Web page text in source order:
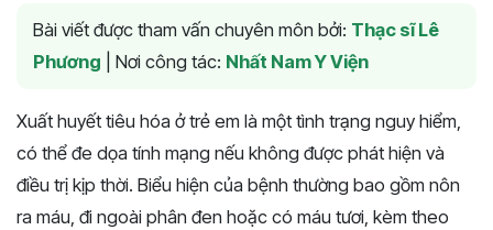
Bài viết được tham vấn chuyên môn bởi: Thạc sĩ Lê
Phương
Nơi công tác: Nhất Nam Y Viện
Xuất huyết tiêu hóa ở trẻ em là một tình trạng nguy hiểm,
có thể đe dọa tính mạng nếu không được phát hiện và
điều trị kịp thời. Biểu hiện của bệnh thường bao gồm nôn
ra máu, đi ngoài phân đen hoặc có máu tươi, kèm theo